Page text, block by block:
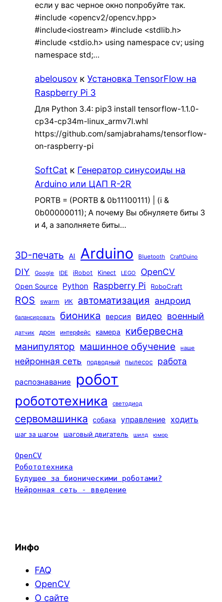
если у вас черное окно попробуйте так.
#include <opencv2/opencv.hpp>
#include<iostream> #include <stdlib.h>
#include <stdio.h> using namespace cv; using
namespace std;…
abelousov кУстановка TensorFlow на
Raspberry Pi 3
Для Python 3.4: pip3 install tensorflow-1.1.0-
cp34-cp34m-linux_armv7l.whl
https://github.com/samjabrahams/tensorflow-
on-raspberry-pi
SoftCat к Генератор синусоиды на
Arduino или ЦАП R-2R
PORTB = (PORTB & 0b11100111) | (i &
0b00000011); А почему Вы обнуляете биты 3
и 4, а заполняете биты…
3D-печать AI Arduino Bluetooth CraftDuino
DIY Google IDE iRobot Kinect LEGO OpenCV
Open Source Python Raspberry Pi RoboCraft
ROS swarm ИК автоматизация андроид
балансировать бионика версия видео военный
датчик дрон интерфейс камера кибервесна
манипулятор машинное обучение наше
нейронная сеть подводный пылесос работа
распознавание робот
робототехника светодиод
сервомашинка собака управление ходить
шаг за шагом шаговый двигатель шилд юмор
OpenCV
Робототехника
Будущее за бионическими роботами?
Нейронная сеть - введение
Инфо
FAQ
OpenCV
О сайте